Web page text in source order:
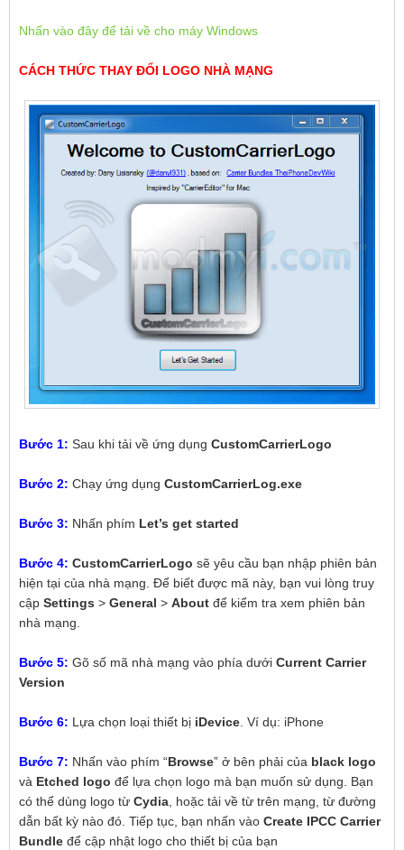
Nhấn vào đây để tải về cho máy Windows
CÁCH THỨC THAY ĐỔI LOGO NHÀ MẠNG
Bước 1:Sau khi tải về ứng dụngCustomCarrierLogo
Bước 2:Chạy ứng dụngCustomCarrierLog.exe
Bước 3: Nhấn phím Let’s get started
Bước 4: CustomCarrierLogosẽ yêu cầu bạn nhập phiên bản
hiện tại của nhà mạng. Để biết được mã này, bạn vui lòng truy
cậpSettings >General >About để kiểm tra xem phiên bản
nhà mạng.
Bước 5: Gõ số mã nhà mạng vào phía dướiCurrent Carrier
Version
Bước 6: Lựa chọn loại thiết bị iDevice . Ví dụ: iPhone
Bước 7: Nhấn vào phím “Browse” ở bên phải của black logo
và Etched logođể lựa chọn logo mà bạn muốn sử dụng. Bạn
có thể dùng logo từCydia , hoặc tải về từ trên mạng, từ đường
dẫn bất kỳ nào đó. Tiếp tục, bạn nhấn vàoCreate IPCC Carrier
Bundle để cập nhật logo cho thiết bị của bạn